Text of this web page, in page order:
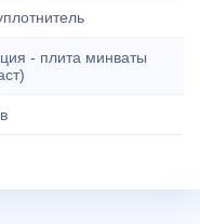
- плита минваты